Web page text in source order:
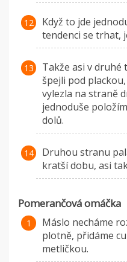
Když to jde
tendenci se trhat,
Takže asi v
špejli pod
vylezla na straně
jednoduše
dolů.
Druhou stranu
kratší dobu, asi
Pomerančová omáčka
Máslo necháme
plotně, přidáme
metličkou.